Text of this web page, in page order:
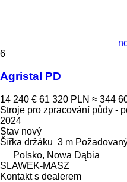
6
Agristal PD
14 240 € 61 320 PLN ≈ 344
Stroje pro zpracování půdy -
2024
Stav nový
Šířka držáku 3 m
Polsko, Nowa Dąbia
SLAWEK-MASZ
Kontakt s dealerem